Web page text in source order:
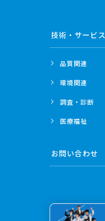
技術・ サービス
品質関連
環境関連
調査・診断
医療福祉
お問い合わせ